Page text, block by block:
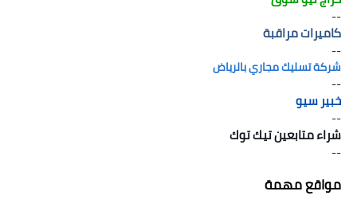
--
كاميرات مراقبة
--
شركة تسليك مجاري بالرياض
--
خبير سيو
--
شراء متابعين تيك توك
--
مواقع مهمة